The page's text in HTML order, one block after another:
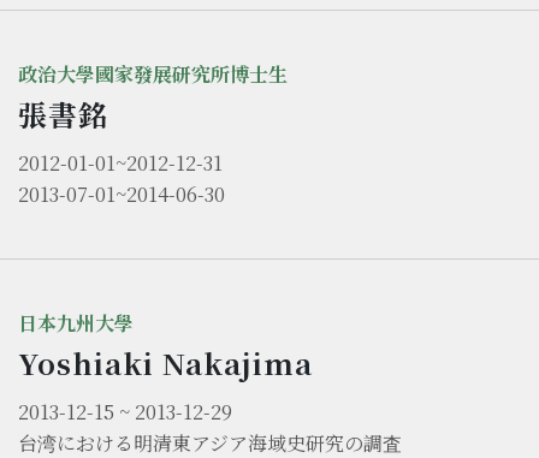
政治大學國家發展研究所博士生
張書銘
2012-01-01~2012-12-31
2013-07-01~2014-06-30
日本九州大學
Yoshiaki Nakajima
2013-12-15 ~ 2013-12-29
台湾における明清東アジア海域史研究の調査